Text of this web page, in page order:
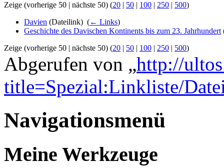
Zeige (vorherige 50 | nächste 50) (20 | 50 | 100 | 250 | 500)
Davien (Dateilink) ‎ (← Links)
Geschichte des Davischen Kontinents bis zum 23. Jahrhundert
Zeige (vorherige 50 | nächste 50) (20 | 50 | 100 | 250 | 500)
Abgerufen von „http://
title=Spezial:Linkliste/
Navigationsmenü
Meine Werkzeuge